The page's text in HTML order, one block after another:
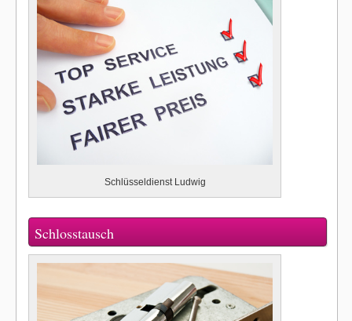
Schlüsseldienst Ludwig
Schlosstausch